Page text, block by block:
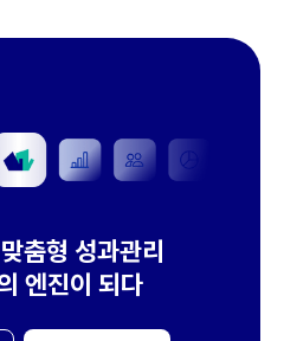
춤형 성과관리
엔진이 되다